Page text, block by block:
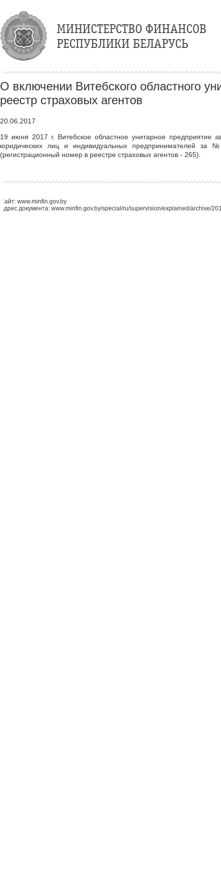
О включении Витебского областного
реестр страховых агентов
20.06.2017
19 июня 2017 г. Витебское областное унитарное предприятие
юридических лиц и индивидуальных предпринимателей за
(регистрационный номер в реестре страховых агентов - 265).
Сайт: www.minfin.gov.by
Адрес документа: www.minfin.gov.by/special/ru/supervision/explained/archive/